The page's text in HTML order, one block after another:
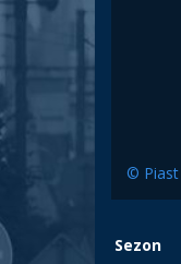
© Piast
Sezon